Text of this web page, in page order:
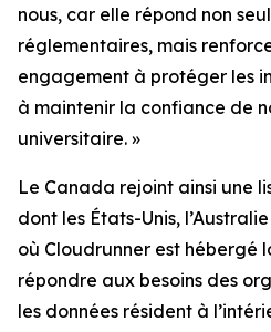
nous, car elle répond non
réglementaires, mais
engagement à protéger les
à maintenir la confiance de
universitaire. »
Le Canada rejoint ainsi une
dont les États-Unis,
où Cloudrunner est hébergé
répondre aux besoins des
les données résident à